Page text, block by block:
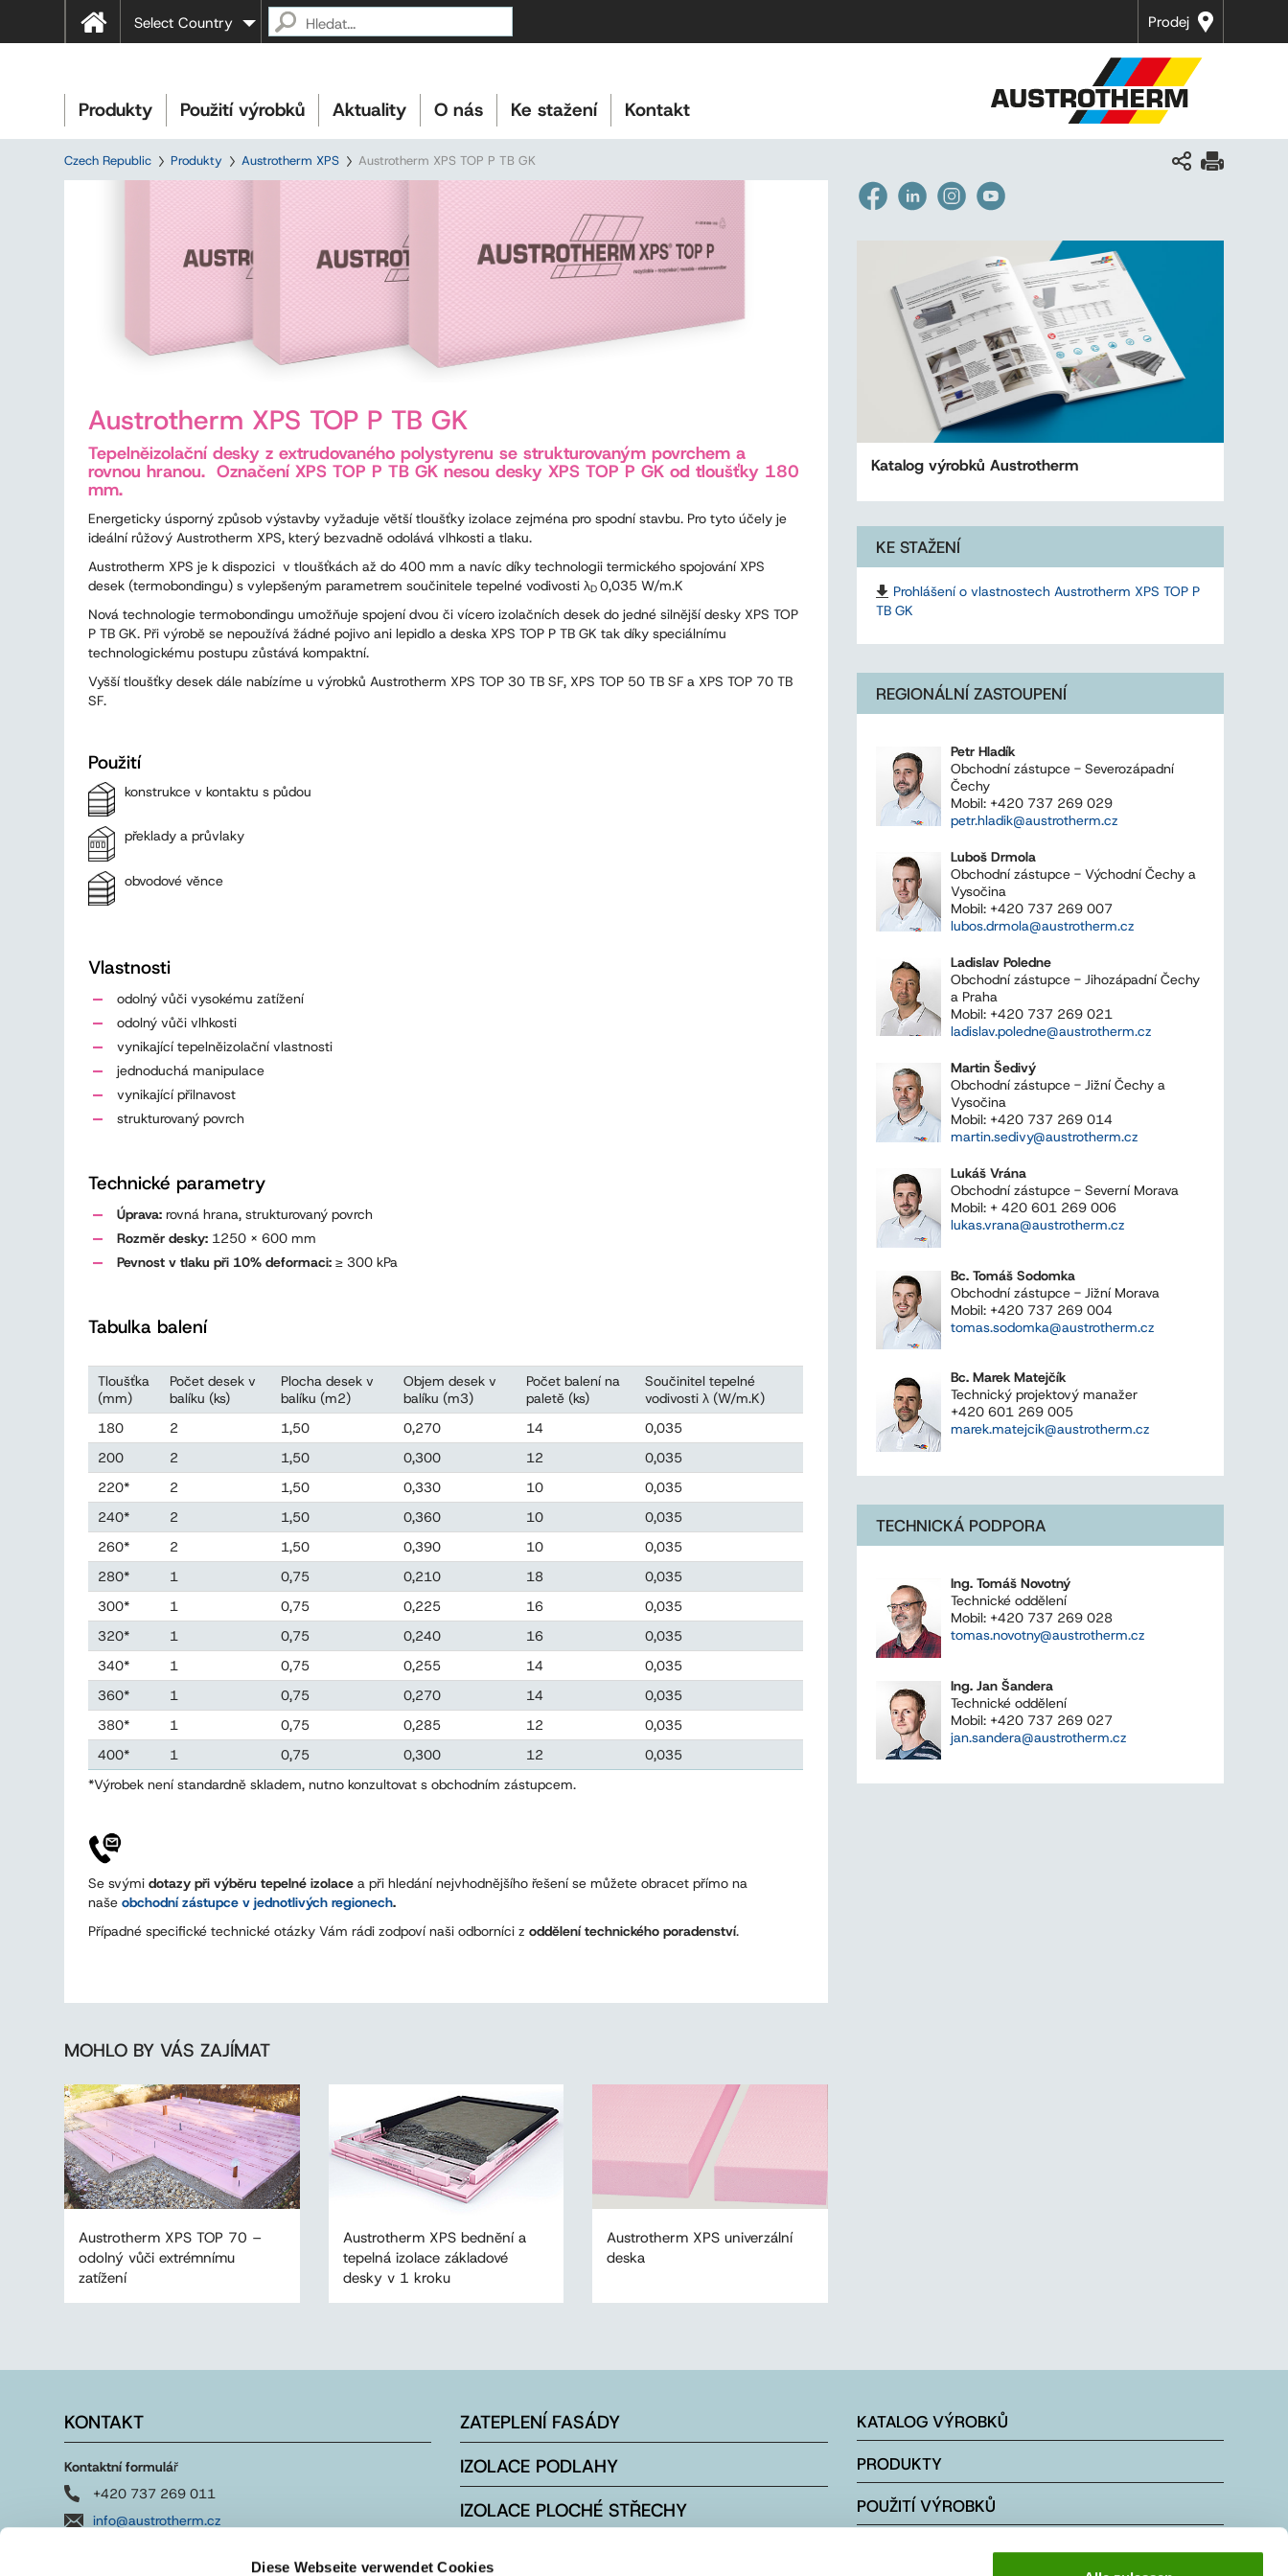
Diese Webseite verwendet Cookies
Prodej
Select Country
Produkty Použití výrobků Aktuality O nás Ke stažení Kontakt
Czech Republic Produkty Austrotherm XPS Austrotherm XPS TOP P TB GK
Austrotherm XPS TOP P TB GK
Tepelněizolační desky z extrudovaného polystyrenu se strukturovaným povrchem a
rovnou hranou. Označení XPS TOP P TB GK nesou desky XPS TOP P GK od tloušťky 180
mm.
Energeticky úsporný způsob výstavby vyžaduje větší tloušťky izolace zejména pro spodní stavbu. Pro tyto účely je
ideální růžový Austrotherm XPS, který bezvadně odolává vlhkosti a tlaku.
Austrotherm XPS je k dispozici v tloušťkách až do 400 mm a navíc díky technologii termického spojování XPS
desek (termobondingu) s vylepšeným parametrem součinitele tepelné vodivosti λD 0,035 W/m.K
Nová technologie termobondingu umožňuje spojení dvou či vícero izolačních desek do jedné silnější desky XPS TOP
P TB GK. Při výrobě se nepoužívá žádné pojivo ani lepidlo a deska XPS TOP P TB GK tak díky speciálnímu
technologickému postupu zůstává kompaktní.
Vyšší tloušťky desek dále nabízíme u výrobků Austrotherm XPS TOP 30 TB SF, XPS TOP 50 TB SF a XPS TOP 70 TB
SF.
Použití
konstrukce v kontaktu s půdou
překlady a průvlaky
obvodové věnce
Vlastnosti
odolný vůči vysokému zatížení
odolný vůči vlhkosti
vynikající tepelněizolační vlastnosti
jednoduchá manipulace
vynikající přilnavost
strukturovaný povrch
Technické parametry
Úprava: rovná hrana, strukturovaný povrch
Rozměr desky: 1250 x 600 mm
Pevnost v tlaku při 10% deformaci: ≥ 300 kPa
Tabulka balení
Tloušťka
(mm)
Počet desek v
balíku (ks)
Plocha desek v
balíku (m2)
Objem desek v
balíku (m3)
Počet balení na
paletě (ks)
Součinitel tepelné
vodivosti λ (W/m.K)
180
2 1,50 0,270 14
0,035
200
2 1,50 0,300 12
0,035
220*
2 1,50 0,330 10
0,035
240*
2 1,50 0,360 10
0,035
260*
2 1,50 0,390 10
0,035
280*
1 0,75 0,210 18
0,035
300*
1 0,75 0,225 16
0,035
320*
1 0,75 0,240 16
0,035
340*
1 0,75 0,255 14
0,035
360*
1 0,75 0,270 14
0,035
380*
1 0,75 0,285 12
0,035
400*
1 0,75 0,300 12
0,035
*Výrobek není standardně skladem, nutno konzultovat s obchodním zástupcem.
Se svými dotazy při výběru tepelné izolace a při hledání nejvhodnějšího řešení se můžete obracet přímo na
naše obchodní zástupce v jednotlivých regionech.
Případné specifické technické otázky Vám rádi zodpoví naši odborníci z oddělení technického poradenství.
MOHLO BY VÁS ZAJÍMAT
Austrotherm XPS TOP 70 –
odolný vůči extrémnímu
zatížení
Austrotherm XPS bednění a
tepelná izolace základové
desky v 1 kroku
Austrotherm XPS univerzální
deska
Katalog výrobků Austrotherm
KE STAŽENÍ
Prohlášení o vlastnostech Austrotherm XPS TOP P
TB GK
REGIONÁLNÍ ZASTOUPENÍ
Petr Hladík
Obchodní zástupce - Severozápadní
Čechy
Mobil: +420 737 269 029
petr.hladik@austrotherm.cz
Luboš Drmola
Obchodní zástupce - Východní Čechy a
Vysočina
Mobil: +420 737 269 007
lubos.drmola@austrotherm.cz
Ladislav Poledne
Obchodní zástupce - Jihozápadní Čechy
a Praha
Mobil: +420 737 269 021
ladislav.poledne@austrotherm.cz
Martin Šedivý
Obchodní zástupce - Jižní Čechy a
Vysočina
Mobil: +420 737 269 014
martin.sedivy@austrotherm.cz
Lukáš Vrána
Obchodní zástupce - Severní Morava
Mobil: + 420 601 269 006
lukas.vrana@austrotherm.cz
Bc. Tomáš Sodomka
Obchodní zástupce - Jižní Morava
Mobil: +420 737 269 004
tomas.sodomka@austrotherm.cz
Bc. Marek Matejčík
Technický projektový manažer
+420 601 269 005
marek.matejcik@austrotherm.cz
TECHNICKÁ PODPORA
Ing. Tomáš Novotný
Technické oddělení
Mobil: +420 737 269 028
tomas.novotny@austrotherm.cz
Ing. Jan Šandera
Technické oddělení
Mobil: +420 737 269 027
jan.sandera@austrotherm.cz
KONTAKT
Kontaktní formulář
+420 737 269 011
info@austrotherm.cz
ZATEPLENÍ FASÁDY
IZOLACE PODLAHY
IZOLACE PLOCHÉ STŘECHY
KATALOG VÝROBKŮ
PRODUKTY
POUŽITÍ VÝROBKŮ